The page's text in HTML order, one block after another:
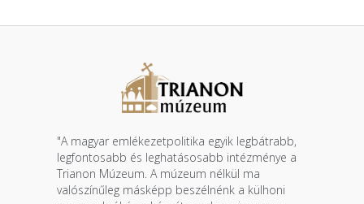
"A magyar emlékezetpolitika egyik legbátrabb,
legfontosabb és leghatásosabb intézménye a
Trianon Múzeum. A múzeum nélkül ma
valószínűleg másképp beszélnénk a külhoni